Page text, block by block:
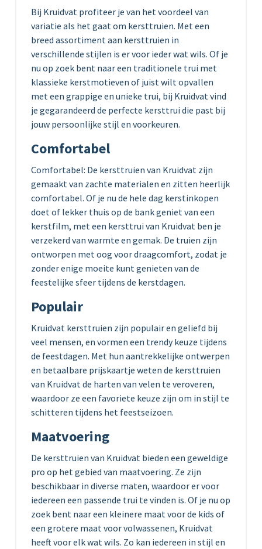
Bij Kruidvat profiteer je van het voordeel van
variatie als het gaat om kersttruien. Met een
breed assortiment aan kersttruien in
verschillende stijlen is er voor ieder wat wils. Of je
nu op zoek bent naar een traditionele trui met
klassieke kerstmotieven of juist wilt opvallen
met een grappige en unieke trui, bij Kruidvat vind
je gegarandeerd de perfecte kersttrui die past bij
jouw persoonlijke stijl en voorkeuren.
Comfortabel
Comfortabel: De kersttruien van Kruidvat zijn
gemaakt van zachte materialen en zitten heerlijk
comfortabel. Of je nu de hele dag kerstinkopen
doet of lekker thuis op de bank geniet van een
kerstfilm, met een kersttrui van Kruidvat ben je
verzekerd van warmte en gemak. De truien zijn
ontworpen met oog voor draagcomfort, zodat je
zonder enige moeite kunt genieten van de
feestelijke sfeer tijdens de kerstdagen.
Populair
Kruidvat kersttruien zijn populair en geliefd bij
veel mensen, en vormen een trendy keuze tijdens
de feestdagen. Met hun aantrekkelijke ontwerpen
en betaalbare prijskaartje weten de kersttruien
van Kruidvat de harten van velen te veroveren,
waardoor ze een favoriete keuze zijn om in stijl te
schitteren tijdens het feestseizoen.
Maatvoering
De kersttruien van Kruidvat bieden een geweldige
pro op het gebied van maatvoering. Ze zijn
beschikbaar in diverse maten, waardoor er voor
iedereen een passende trui te vinden is. Of je nu op
zoek bent naar een kleinere maat voor de kids of
een grotere maat voor volwassenen, Kruidvat
heeft voor elk wat wils. Zo kan iedereen in stijl en